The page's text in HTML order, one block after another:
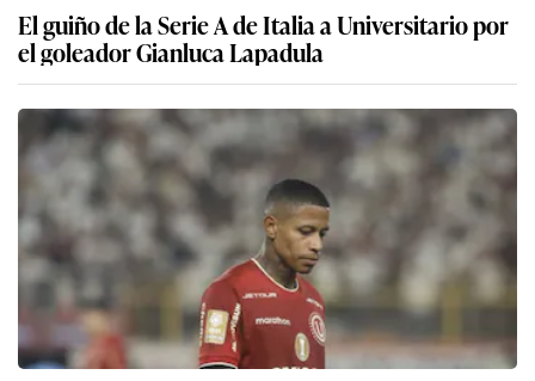
El guiño de la Serie A de Italia a Universitario por
el goleador Gianluca Lapadula